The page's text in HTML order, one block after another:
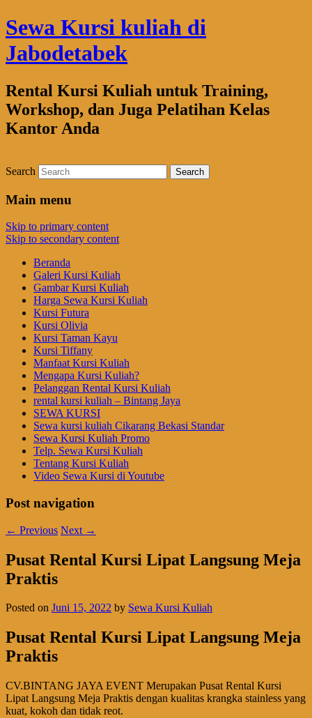
Sewa Kursi kuliah di
Jabodetabek
Rental Kursi Kuliah untuk Training,
Workshop, dan Juga Pelatihan Kelas
Kantor Anda
Search
Main menu
Skip to primary content
Skip to secondary content
Beranda
Galeri Kursi Kuliah
Gambar Kursi Kuliah
Harga Sewa Kursi Kuliah
Kursi Futura
Kursi Olivia
Kursi Taman Kayu
Kursi Tiffany
Manfaat Kursi Kuliah
Mengapa Kursi Kuliah?
Pelanggan Rental Kursi Kuliah
rental kursi kuliah – Bintang Jaya
SEWA KURSI
Sewa kursi kuliah Cikarang Bekasi Standar
Sewa Kursi Kuliah Promo
Telp. Sewa Kursi Kuliah
Tentang Kursi Kuliah
Video Sewa Kursi di Youtube
Post navigation
← Previous Next →
Pusat Rental Kursi Lipat Langsung Meja
Praktis
Posted on Juni 15, 2022 by Sewa Kursi Kuliah
Pusat Rental Kursi Lipat Langsung Meja
Praktis
CV.BINTANG JAYA EVENT Merupakan Pusat Rental Kursi
Lipat Langsung Meja Praktis dengan kualitas krangka stainless yang
kuat, kokoh dan tidak reot.